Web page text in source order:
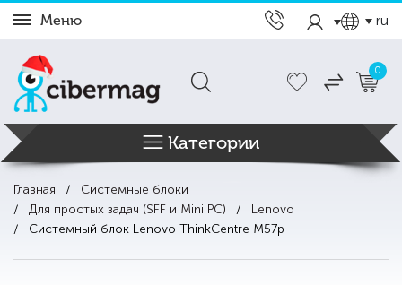
Меню ru
0
Категории
Главная
Системные блоки
Для простых задач (SFF и Mini PC)
Lenovo
Системный блок Lenovo ThinkCentre M57p